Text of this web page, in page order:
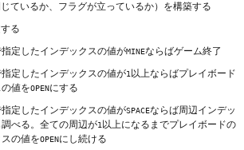
じているか、フラグが立っているか）を構築する
る
定したインデックスの値がMINEならばゲーム終了
定したインデックスの値が1 以上ならばプレイボード
値をOPENにする
定したインデックスの値がSPACEならば周辺インデッ
べる。全ての周辺が1 以上になるまでプレイボードの
の値をOPENにし続ける